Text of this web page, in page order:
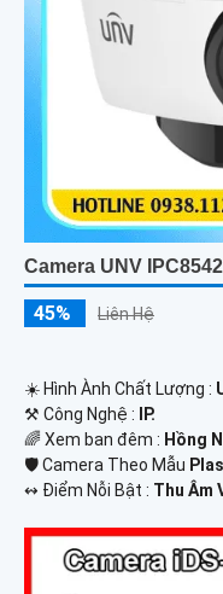
Camera UNV
45% Liên Hệ
☀️ Hình Ành Chất Lượng :
⚒ Công Nghệ :
IP.
🌈 Xem ban đêm : Hồng
🛡 Camera Theo Mẫu
️↭ Điểm Nỗi Bật : Thu Âm